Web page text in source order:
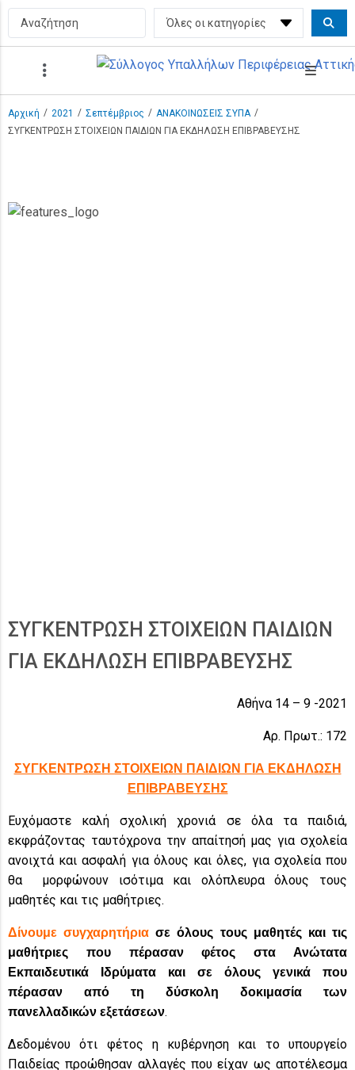
Αρχική / 2021 / Σεπτέμβριος / ΑΝΑΚΟΙΝΩΣΕΙΣ ΣΥΠΑ /
ΣΥΓΚΕΝΤΡΩΣΗ ΣΤΟΙΧΕΙΩΝ ΠΑΙΔΙΩΝ ΓΙΑ ΕΚΔΗΛΩΣΗ ΕΠΙΒΡΑΒΕΥΣΗΣ
ΣΥΓΚΕΝΤΡΩΣΗ ΣΤΟΙΧΕΙΩΝ ΠΑΙΔΙΩΝ
ΓΙΑ ΕΚΔΗΛΩΣΗ ΕΠΙΒΡΑΒΕΥΣΗΣ
Αθήνα 14 – 9 -2021
Αρ. Πρωτ.: 172
ΣΥΓΚΕΝΤΡΩΣΗ ΣΤΟΙΧΕΙΩΝ ΠΑΙΔΙΩΝ ΓΙΑ ΕΚΔΗΛΩΣΗ
ΕΠΙΒΡΑΒΕΥΣΗΣ
Ευχόμαστε καλή σχολική χρονιά σε όλα τα παιδιά,
εκφράζοντας ταυτόχρονα την απαίτησή μας για σχολεία
ανοιχτά και ασφαλή για όλους και όλες, για σχολεία που
θα μορφώνουν ισότιμα και ολόπλευρα όλους τους
μαθητές και τις μαθήτριες.
Δίνουμε συγχαρητήρια σε όλους τους μαθητές και τις
μαθήτριες που πέρασαν φέτος στα Ανώτατα
Εκπαιδευτικά Ιδρύματα και σε όλους γενικά που
πέρασαν από τη δύσκολη δοκιμασία των
πανελλαδικών εξετάσεων.
Δεδομένου ότι φέτος η κυβέρνηση και το υπουργείο
Παιδείας προώθησαν αλλαγές που είχαν ως αποτέλεσμα